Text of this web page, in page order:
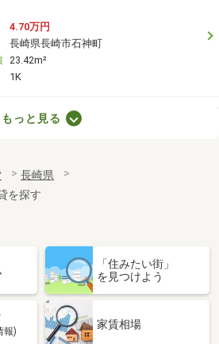
4.70万円
長崎県長崎市石神町
23.42m²
1K
53.48m²
2LDK
3.60万円
長崎県長崎市出雲１
19.6m²
もっと見る
長崎県
を探す
「住みたい街」
を見つけよう
報)
家賃相場